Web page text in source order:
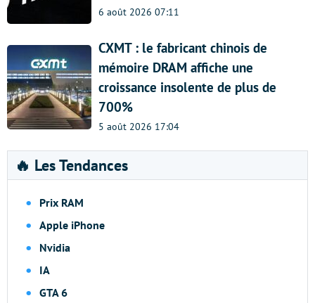
6 août 2026 07:11
CXMT : le fabricant chinois de
mémoire DRAM affiche une
croissance insolente de plus de
700%
5 août 2026 17:04
🔥 Les Tendances
Prix RAM
Apple iPhone
Nvidia
IA
GTA 6